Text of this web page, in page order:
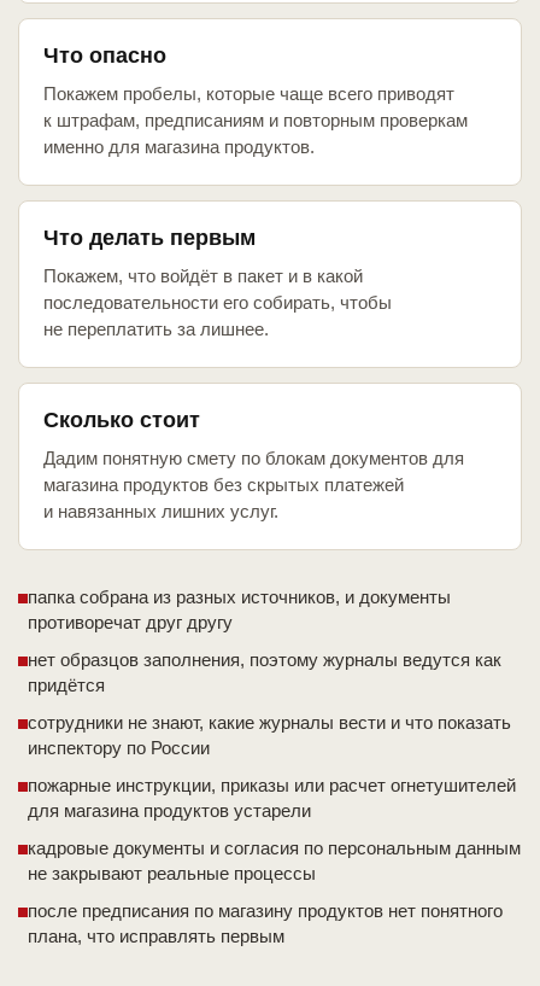
Что опасно
Покажем пробелы, которые чаще всего приводят
к штрафам, предписаниям и повторным проверкам
именно для магазина продуктов.
Что делать первым
Покажем, что войдёт в пакет и в какой
последовательности его собирать, чтобы
не переплатить за лишнее.
Сколько стоит
Дадим понятную смету по блокам документов для
магазина продуктов без скрытых платежей
и навязанных лишних услуг.
папка собрана из разных источников, и документы
противоречат друг другу
нет образцов заполнения, поэтому журналы ведутся как
придётся
сотрудники не знают, какие журналы вести и что показать
инспектору по России
пожарные инструкции, приказы или расчет огнетушителей
для магазина продуктов устарели
кадровые документы и согласия по персональным данным
не закрывают реальные процессы
после предписания по магазину продуктов нет понятного
плана, что исправлять первым